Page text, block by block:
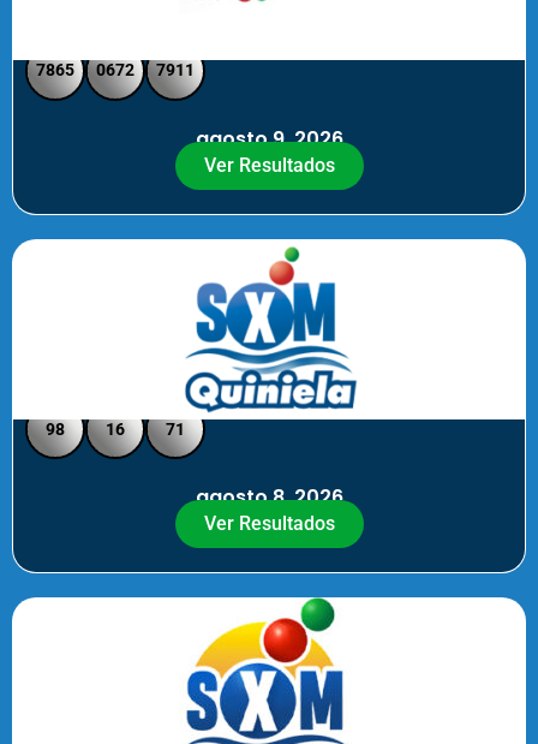
7865 0672 7911
agosto 9, 2026
Ver Resultados
Quiniela SXM - Noche
98 16 71
agosto 8, 2026
Ver Resultados